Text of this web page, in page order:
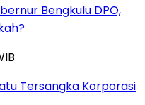
Bengkulu DPO,
Tersangka Korporasi